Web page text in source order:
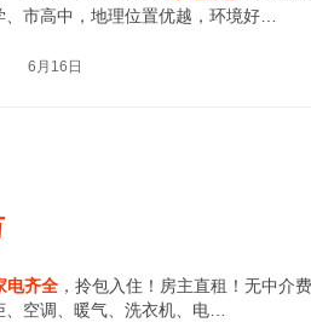
市高中，地理位置优越，环境好…
6月16日
电齐全 ，拎包入住！房主直租！无中介
空调、暖气、洗衣机、电…